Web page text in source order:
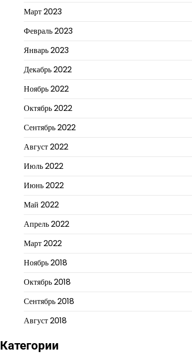
Март 2023
Февраль 2023
Январь 2023
Декабрь 2022
Ноябрь 2022
Октябрь 2022
Сентябрь 2022
Август 2022
Июль 2022
Июнь 2022
Май 2022
Апрель 2022
Март 2022
Ноябрь 2018
Октябрь 2018
Сентябрь 2018
Август 2018
Категории